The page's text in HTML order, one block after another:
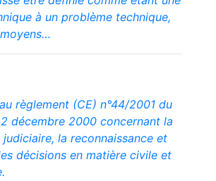
à un problème technique,
règlement (CE) n°44/2001 du
décembre 2000 concernant la
la reconnaissance et
décisions en matière civile et